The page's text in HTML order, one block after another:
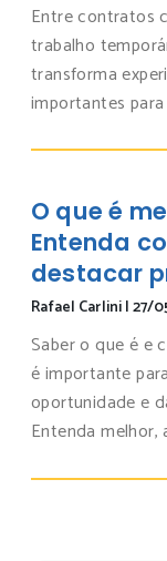
Entre contratos
trabalho
transforma
importantes
O que é
Entenda
destacar
Rafael Carlini|27/
Saber o que é e
é importante
oportunidade e
Entenda melhor,